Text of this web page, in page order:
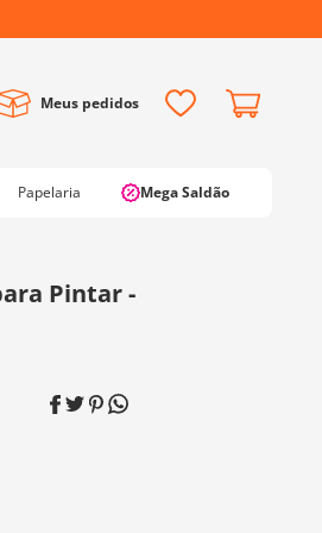
Meus pedidos
Papelaria Mega Saldão
Pintar -